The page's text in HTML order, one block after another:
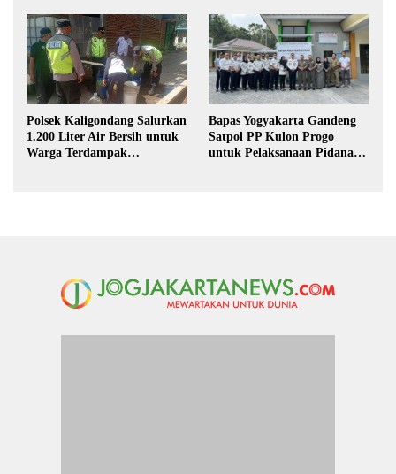
Polsek Kaligondang Salurkan
1.200 Liter Air Bersih untuk
Warga Terdampak
Bapas Yogyakarta Gandeng
Satpol PP Kulon Progo
untuk Pelaksanaan Pidana